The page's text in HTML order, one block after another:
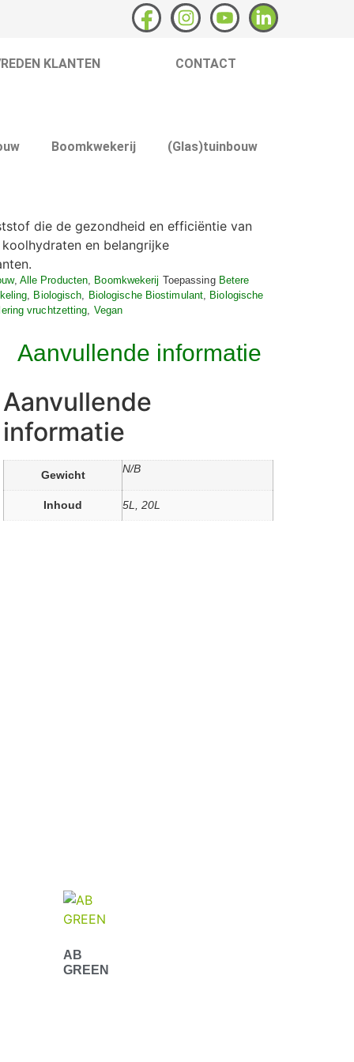
KLANTEN CONTACT
Boomkwekerij (Glas)tuinbouw
die de gezondheid en efficiëntie van
en belangrijke
, Alle Producten, Boomkwekerij Toepassing Betere
, Biologisch, Biologische Biostimulant, Biologische
vruchtzetting, Vegan
Aanvullende informatie
Aanvullende
informatie
Gewicht N/B
Inhoud 5L, 20L
AB
GREEN